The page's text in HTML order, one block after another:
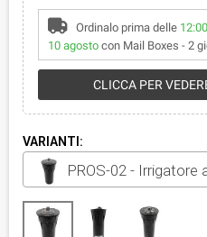
Ordinalo prima delle 12:00
10 agosto con Mail Boxes - 2
CLICCA PER
VARIANTI:
PROS-02 -